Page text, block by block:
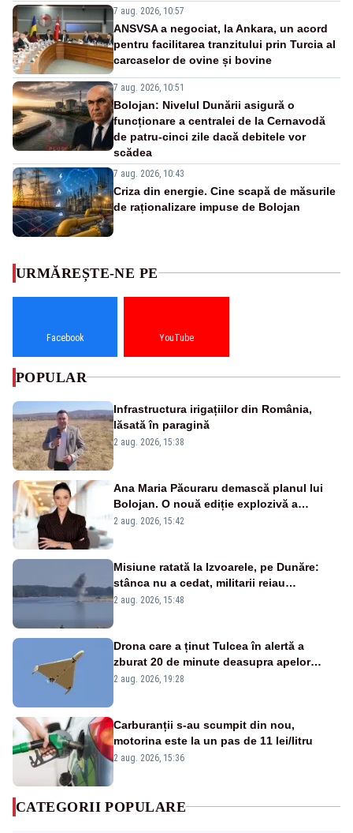
7 aug. 2026, 10:57
ANSVSA a negociat, la Ankara, un acord
pentru facilitarea tranzitului prin Turcia al
carcaselor de ovine și bovine
7 aug. 2026, 10:51
Bolojan: Nivelul Dunării asigură o
funcționare a centralei de la Cernavodă
de patru-cinci zile dacă debitele vor
scădea
7 aug. 2026, 10:43
Criza din energie. Cine scapă de măsurile
de raționalizare impuse de Bolojan
URMĂREȘTE-NE PE
Facebook YouTube
POPULAR
Infrastructura irigațiilor din România,
lăsată în paragină
2 aug. 2026, 15:38
Ana Maria Păcuraru demască planul lui
Bolojan. O nouă ediție explozivă a
emisiunii „Miza Zilei” la Realitatea PLUS
2 aug. 2026, 15:42
Misiune ratată la Izvoarele, pe Dunăre:
stânca nu a cedat, militarii reiau
detonările luni – VIDEO
2 aug. 2026, 15:48
Drona care a ținut Tulcea în alertă a
zburat 20 de minute deasupra apelor
României. Au fost ridicate două F-16
2 aug. 2026, 19:28
Carburanții s-au scumpit din nou,
motorina este la un pas de 11 lei/litru
2 aug. 2026, 15:36
CATEGORII POPULARE